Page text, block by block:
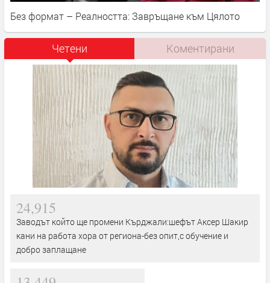
Без формат – Реалността: Завръщане към Цялото
Четени Коментирани
24,915
Заводът който ще промени Кърджали:шефът Аксер Шакир
кани на работа хора от региона-без опит,с обучение и
добро заплащане